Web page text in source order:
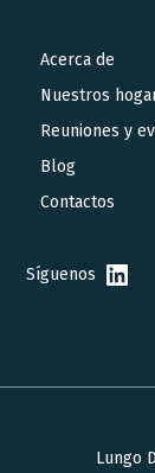
Main
Acerca de
Nuestros
Reuniones y
Blog
Contactos
Síguenos
Lungo